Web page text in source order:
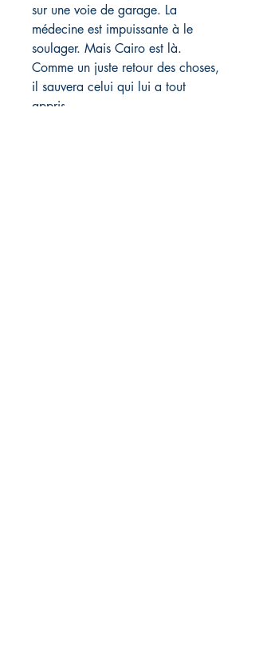
sur une voie de garage. La
médecine est impuissante à le
soulager. Mais Cairo est là.
Comme un juste retour des choses,
il sauvera celui qui lui a tout
appris.